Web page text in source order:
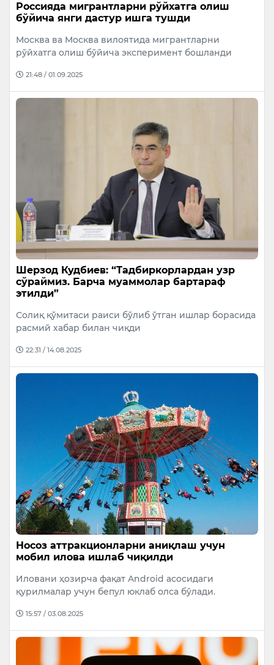
Россияда мигрантларни рўйхатга олиш
бўйича янги дастур ишга тушди
Москва ва Москва вилоятида мигрантларни
рўйхатга олиш бўйича эксперимент бошланди
21:48 / 01.09.2025
Шерзод Кудбиев: “Тадбиркорлардан узр
сўраймиз. Барча муаммолар бартараф
этилди”
Солиқ қўмитаси раиси бўлиб ўтган ишлар борасида
расмий хабар билан чиқди
22:31 / 14.08.2025
Носоз аттракционларни аниқлаш учун
мобил илова ишлаб чиқилди
Иловани ҳозирча фақат Android асосидаги
қурилмалар учун бепул юклаб олса бўлади.
15:57 / 03.08.2025